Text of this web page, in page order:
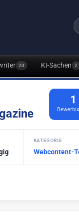
20 KI-Sachen 2
1
KATEGORIE
Webcontent-